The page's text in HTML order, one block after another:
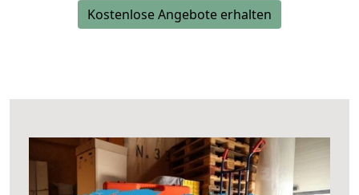
Kostenlose Angebote erhalten